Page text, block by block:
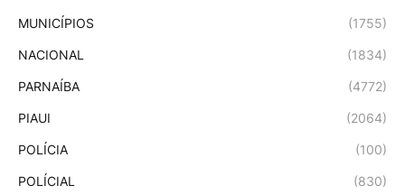
MUNICÍPIOS (1755)
NACIONAL (1834)
PARNAÍBA (4772)
PIAUI (2064)
POLÍCIA (100)
POLÍCIAL (830)